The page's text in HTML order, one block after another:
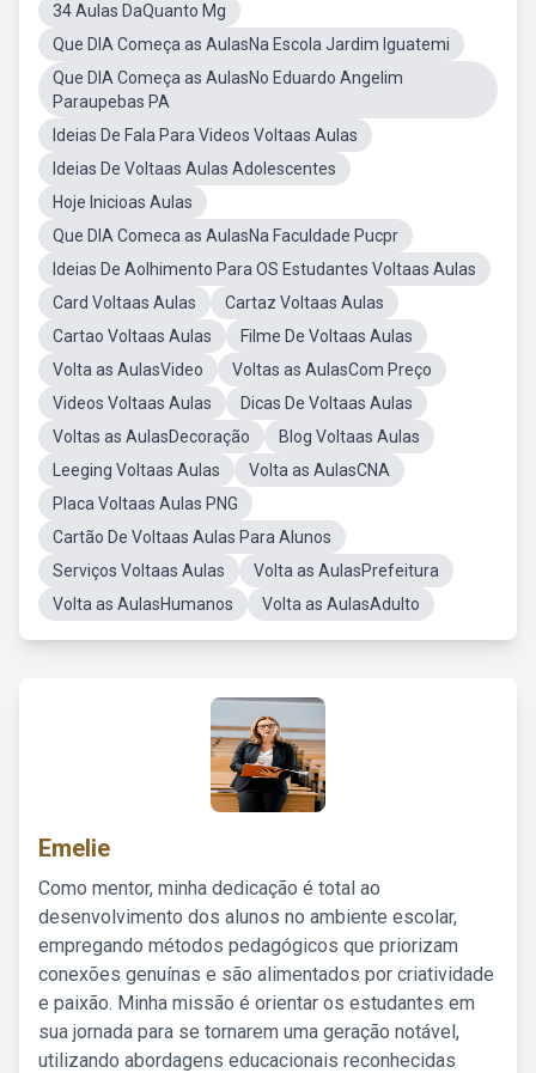
34 Aulas DaQuanto Mg
Que DIA Começa as AulasNa Escola Jardim Iguatemi
Que DIA Começa as AulasNo Eduardo Angelim
Paraupebas PA
Ideias De Fala Para Videos Voltaas Aulas
Ideias De Voltaas Aulas Adolescentes
Hoje Inicioas Aulas
Que DIA Comeca as AulasNa Faculdade Pucpr
Ideias De Aolhimento Para OS Estudantes Voltaas Aulas
Card Voltaas Aulas
Cartaz Voltaas Aulas
Cartao Voltaas Aulas
Filme De Voltaas Aulas
Volta as AulasVideo
Voltas as AulasCom Preço
Videos Voltaas Aulas
Dicas De Voltaas Aulas
Voltas as AulasDecoração
Blog Voltaas Aulas
Leeging Voltaas Aulas
Volta as AulasCNA
Placa Voltaas Aulas PNG
Cartão De Voltaas Aulas Para Alunos
Serviços Voltaas Aulas
Volta as AulasPrefeitura
Volta as AulasHumanos
Volta as AulasAdulto
Emelie
Como mentor, minha dedicação é total ao
desenvolvimento dos alunos no ambiente escolar,
empregando métodos pedagógicos que priorizam
conexões genuínas e são alimentados por criatividade
e paixão. Minha missão é orientar os estudantes em
sua jornada para se tornarem uma geração notável,
utilizando abordagens educacionais reconhecidas